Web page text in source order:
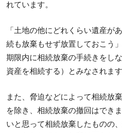
れています。
「土地の他にどれくらい遺産が
続も放棄もせず放置しておこう
期限内に相続放棄の手続きをし
資産を相続する）とみなされます
また、脅迫などによって相続放
を除き、相続放棄の撤回はでき
いと思って相続放棄したものの